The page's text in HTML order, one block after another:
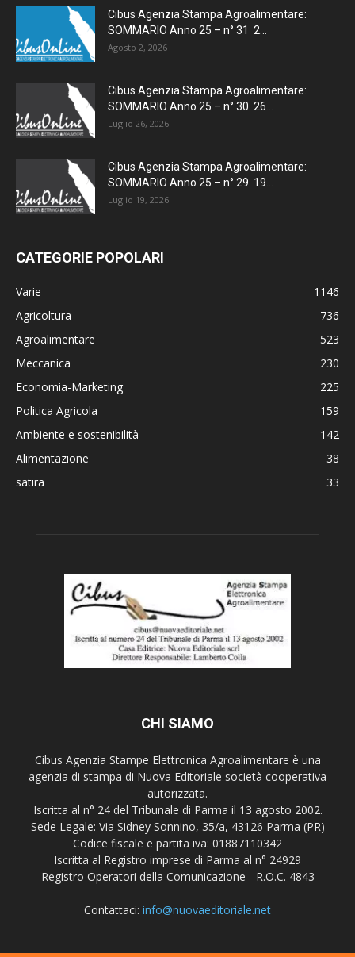
Cibus Agenzia Stampa Agroalimentare:
SOMMARIO Anno 25 – n° 31 2...
Agosto 2, 2026
Cibus Agenzia Stampa Agroalimentare:
SOMMARIO Anno 25 – n° 30 26...
Luglio 26, 2026
Cibus Agenzia Stampa Agroalimentare:
SOMMARIO Anno 25 – n° 29 19...
Luglio 19, 2026
CATEGORIE POPOLARI
Varie
1146
Agricoltura
736
Agroalimentare
523
Meccanica
230
Economia-Marketing
225
Politica Agricola
159
Ambiente e sostenibilità
142
Alimentazione
38
satira
33
CHI SIAMO
Cibus Agenzia Stampe Elettronica Agroalimentare è una
agenzia di stampa di Nuova Editoriale società cooperativa
autorizzata.
Iscritta al n° 24 del Tribunale di Parma il 13 agosto 2002.
Sede Legale: Via Sidney Sonnino, 35/a, 43126 Parma (PR)
Codice fiscale e partita iva: 01887110342
Iscritta al Registro imprese di Parma al n° 24929
Registro Operatori della Comunicazione - R.O.C. 4843
Contattaci: info@nuovaeditoriale.net